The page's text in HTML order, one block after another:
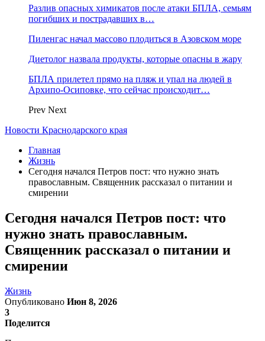
Разлив опасных химикатов после атаки БПЛА, семьям
погибших и пострадавших в…
Пиленгас начал массово плодиться в Азовском море
Диетолог назвала продукты, которые опасны в жару
БПЛА прилетел прямо на пляж и упал на людей в
Архипо-Осиповке, что сейчас происходит…
Prev Next
Новости Краснодарского края
Главная
Жизнь
Сегодня начался Петров пост: что нужно знать
православным. Священник рассказал о питании и
смирении
Сегодня начался Петров пост: что
нужно знать православным.
Священник рассказал о питании и
смирении
Жизнь
Опубликовано Июн 8, 2026
3
Поделится